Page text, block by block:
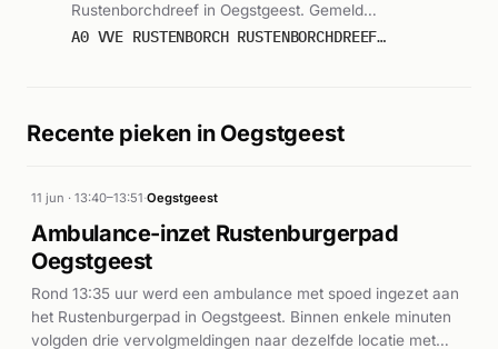
Rustenborchdreef in Oegstgeest. Gemeld
om 12:53.
A0 VVE RUSTENBORCH RUSTENBORCHDREEF OEGSTG : 16186
Recente pieken in Oegstgeest
11 jun · 13:40–13:51·Oegstgeest
Ambulance-inzet Rustenburgerpad
Oegstgeest
Rond 13:35 uur werd een ambulance met spoed ingezet aan
het Rustenburgerpad in Oegstgeest. Binnen enkele minuten
volgden drie vervolgmeldingen naar dezelfde locatie met